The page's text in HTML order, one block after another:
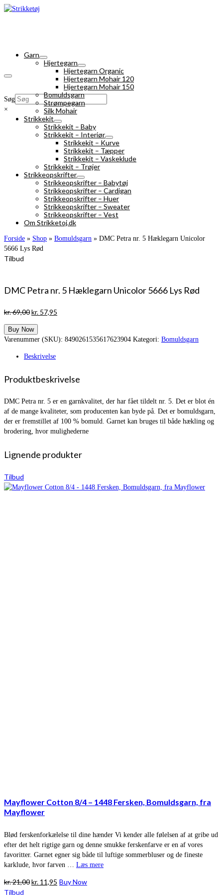
Søg
×
Garn
Hjertegarn
Hjertegarn Organic
Hjertegarn Mohair 120
Hjertegarn Mohair 150
Bomuldsgarn
Strømpegarn
Silk Mohair
Strikkekit
Strikkekit – Baby
Strikkekit – Interiør
Strikkekit – Kurve
Strikkekit – Tæpper
Strikkekit – Vaskeklude
Strikkekit – Trøjer
Strikkeopskrifter
Strikkeopskrifter – Babytøj
Strikkeopskrifter – Cardigan
Strikkeopskrifter – Huer
Strikkeopskrifter – Sweater
Strikkeopskrifter – Vest
Om Strikketoj.dk
Forside » Shop » Bomuldsgarn » DMC Petra nr. 5 Hæklegarn Unicolor
5666 Lys Rød
Tilbud
DMC Petra nr. 5 Hæklegarn Unicolor 5666 Lys Rød
kr.69,00Den
pris
var:
kr. 57,95
er:
Buy Now
Varenummer (SKU): 8490261535617623904 Kategori: Bomuldsgarn
Beskrivelse
Produktbeskrivelse
DMC Petra nr. 5 er en garnkvalitet, der har fået tildelt nr. 5. Det er blot én
af de mange kvaliteter, som producenten kan byde på. Det er bomuldsgarn,
der er fremstillet af 100 % bomuld. Garnet kan bruges til både hækling og
brodering, hvor mulighederne
Lignende produkter
Tilbud
Mayflower Cotton 8/4 – 1448 Fersken, Bomuldsgarn, fra
Mayflower
Blød ferskenforkælelse til dine hænder Vi kender alle følelsen af at gribe ud
efter det helt rigtige garn og denne smukke ferskenfarve er en af vores
favoritter. Garnet egner sig både til luftige sommerbluser og de fineste
karklude, hvor farven … Læs mere
kr.21,00Den
kr. 11,95 Den
Buy Now
Tilbud